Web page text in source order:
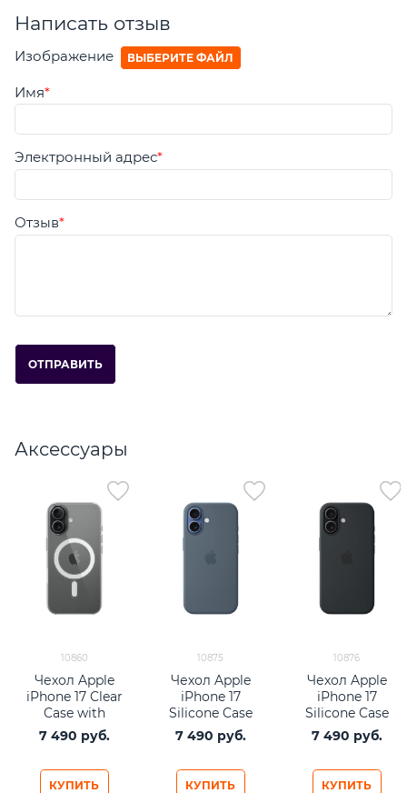
Написать отзыв
Изображение ВЫБЕРИТЕ ФАЙЛ
Имя
Электронный адрес
Отзыв
Аксессуары
10860
Чехол Apple
iPhone 17 Clear
Case with
MagSafe
7 490 руб.
КУПИТЬ
10875
Чехол Apple
iPhone 17
Silicone Case
with MagSafe
Anchor Blue
7 490 руб.
КУПИТЬ
10876
Чехол Apple
iPhone 17
Silicone Case
with MagSafe
Black
7 490 руб.
КУПИТЬ